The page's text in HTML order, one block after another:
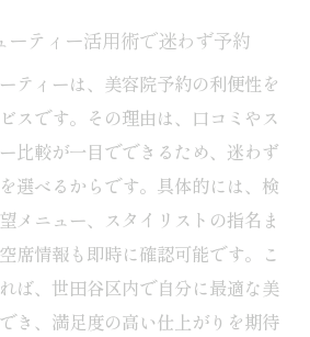
を使った美容院への伝え方
ットなど旬の美容院オーダー術
ウンセリングを活用しよう
な美容院で新しい自分に出会う
？スマートな予約マナー解説
日予約が迷惑かを正しく理解す
ーティー活用術で迷わず予約
ティーは、美容院予約の利便性を
スです。その理由は、口コミやス
比較が一目でできるため、迷わず
選べるからです。具体的には、検
メニュー、スタイリストの指名ま
席情報も即時に確認可能です。こ
ば、世田谷区内で自分に最適な美
き、満足度の高い仕上がりを期待